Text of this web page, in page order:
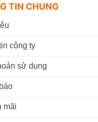
TIN CHUNG
công ty
sử dụng
mãi